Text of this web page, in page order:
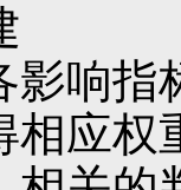
影响指
相应权